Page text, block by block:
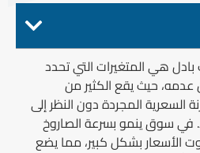
هي المتغيرات التي تحدد
حيث يقع الكثير من
المجردة دون النظر إلى
في سوق ينمو بسرعة الصاروخ
الأسعار بشكل كبير، مما يضع